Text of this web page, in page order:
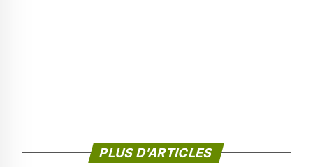
PLUS D'ARTICLES